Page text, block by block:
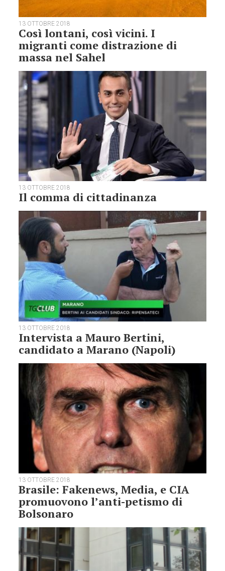
13 OTTOBRE 2018
Così lontani, così vicini. I
migranti come distrazione di
massa nel Sahel
13 OTTOBRE 2018
Il comma di cittadinanza
13 OTTOBRE 2018
Intervista a Mauro Bertini,
candidato a Marano (Napoli)
13 OTTOBRE 2018
Brasile: Fakenews, Media, e CIA
promuovono l’anti-petismo di
Bolsonaro